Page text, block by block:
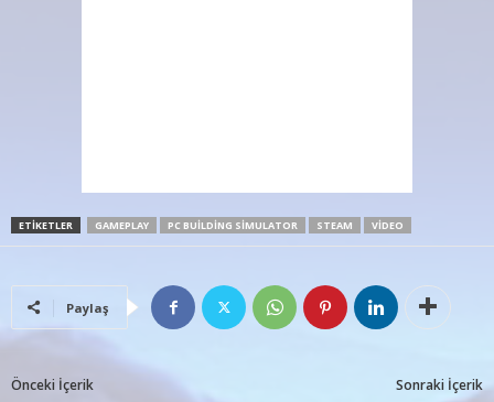
ETIKETLER GAMEPLAY PC BUILDING SIMULATOR STEAM VIDEO
Paylaş
Önceki İçerik Sonraki İçerik